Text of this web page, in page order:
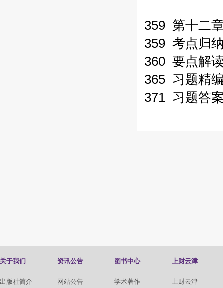
359 第十二
359 考点归
360 要点解
365 习题精
371 习题答
关于我们
出版社简介
资讯公告
网站公告
图书中心
学术著作
上财云津
上财云津